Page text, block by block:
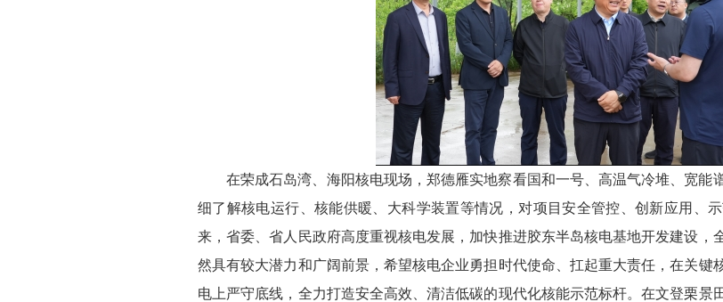
在荣成石岛湾、海阳核电现场，郑德雁实地察看国和一号、高温气冷堆、宽能
细了解核电运行、核能供暖、大科学装置等情况，对项目安全管控、创新应用、
来，省委、省人民政府高度重视核电发展，加快推进胶东半岛核电基地开发建设，
然具有较大潜力和广阔前景，希望核电企业勇担时代使命、扛起重大责任，在关键
电上严守底线，全力打造安全高效、清洁低碳的现代化核能示范标杆。在文登栗景